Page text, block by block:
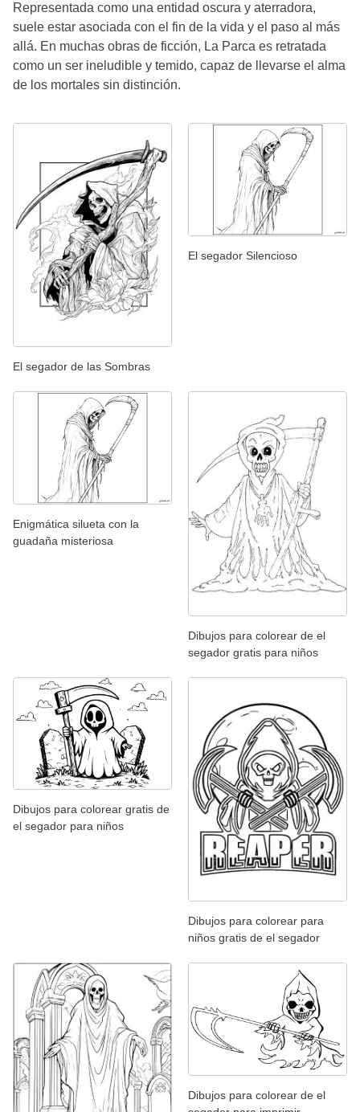
Representada como una entidad oscura y aterradora,
suele estar asociada con el fin de la vida y el paso al más
allá. En muchas obras de ficción, La Parca es retratada
como un ser ineludible y temido, capaz de llevarse el alma
de los mortales sin distinción.
El segador de las Sombras
El segador Silencioso
Enigmática silueta con la
guadaña misteriosa
Dibujos para colorear de el
segador gratis para niños
Dibujos para colorear gratis de
el segador para niños
Dibujos para colorear para
niños gratis de el segador
Dibujos para colorear de el